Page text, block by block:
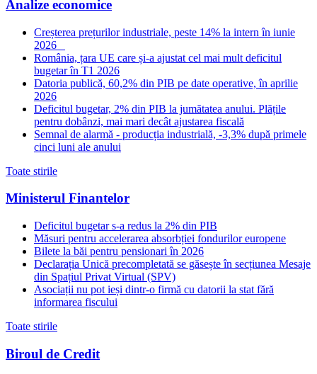
Analize economice
Creșterea prețurilor industriale, peste 14% la intern în iunie
2026
România, țara UE care și-a ajustat cel mai mult deficitul
bugetar în T1 2026
Datoria publică, 60,2% din PIB pe date operative, în aprilie
2026
Deficitul bugetar, 2% din PIB la jumătatea anului. Plățile
pentru dobânzi, mai mari decât ajustarea fiscală
Semnal de alarmă - producția industrială, -3,3% după primele
cinci luni ale anului
Toate stirile
Ministerul Finantelor
Deficitul bugetar s-a redus la 2% din PIB
Măsuri pentru accelerarea absorbției fondurilor europene
Bilete la băi pentru pensionari în 2026
Declarația Unică precompletată se găsește în secțiunea Mesaje
din Spațiul Privat Virtual (SPV)
Asociații nu pot ieși dintr-o firmă cu datorii la stat fără
informarea fiscului
Toate stirile
Biroul de Credit